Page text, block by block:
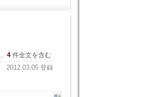
4件全文を含む
2012.03.05 登録